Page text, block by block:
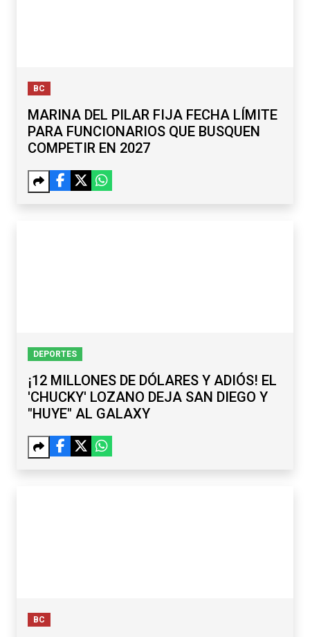
BC
MARINA DEL PILAR FIJA FECHA LÍMITE
PARA FUNCIONARIOS QUE BUSQUEN
COMPETIR EN 2027
DEPORTES
¡12 MILLONES DE DÓLARES Y ADIÓS! EL
'CHUCKY' LOZANO DEJA SAN DIEGO Y
"HUYE" AL GALAXY
BC